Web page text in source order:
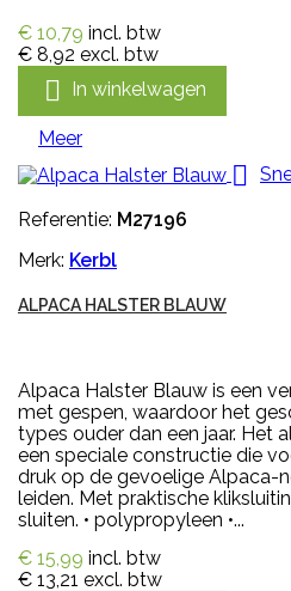
€ 10,79 incl. btw
€ 8,92 excl. btw
 In winkelwagen
Meer

Referentie: M27196
Merk: Kerbl
ALPACA HALSTER BLAUW
Alpaca Halster Blauw is een
met gespen, waardoor het
types ouder dan een jaar. Het
een speciale constructie die
druk op de gevoelige Alpaca-
leiden. Met praktische
sluiten. • polypropyleen •...
€ 15,99 incl. btw
€ 13,21 excl. btw